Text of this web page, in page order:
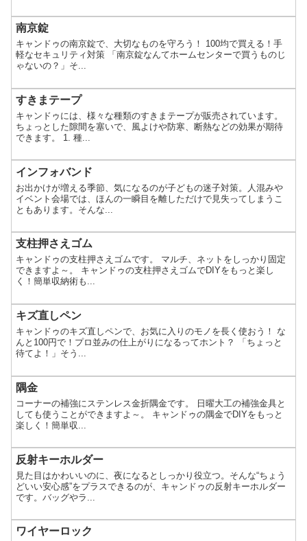
南京錠
キャンドゥの南京錠で、大切なものを守ろう！ 100均で買える！手
軽なセキュリティ対策 「南京錠なんてホームセンターで買うものじ
ゃないの？」そ...
すきまテープ
キャンドゥには、様々な種類のすきまテープが販売されています。
ちょっとした隙間を塞いで、風よけや防寒、断熱などの効果が期待
できます。 1. 種...
インフォバンド
お出かけが増える季節、気になるのが子どもの迷子対策。人混みや
イベント会場では、ほんの一瞬目を離しただけで見失ってしまうこ
ともあります。そんな...
支柱押さえゴム
キャンドゥの支柱押さえゴムです。 マルチ、ネットをしっかり固定
できますよ～。 キャンドゥの支柱押さえゴムでDIYをもっと楽し
く！簡単収納術も...
キズ直しペン
キャンドゥのキズ直しペンで、お気に入りのモノを長く使おう！ な
んと100円で！プロ並みの仕上がりになるってホント？ 「ちょっと
待てよ！」そう...
隅金
コーナーの補強にステンレス金折隅金です。 日曜大工の補強金具と
しても使うことができますよ～。 キャンドゥの隅金でDIYをもっと
楽しく！簡単収...
反射キーホルダー
見た目はかわいいのに、夜になるとしっかり役立つ。そんな“ちょう
どいい安心感”をプラスできるのが、キャンドゥの反射キーホルダー
です。バッグやラ...
ワイヤーロック